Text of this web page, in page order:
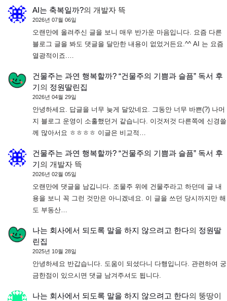
AI는 축복일까?의 개발자 뜩
2026년 07월 06일
오랜만에 올려주신 글을 보니 매우 반가운 마음입니다. 요즘 다른
블로그 글을 봐도 댓글을 달만한 내용이 없었거든요.^^ AI 는 요즘
열광적이죠.…
건물주는 과연 행복할까? “건물주의 기쁨과 슬픔” 독서 후
기의 정원딸린집
2026년 04월 29일
안녕하세요. 답글을 너무 늦게 달았네요. 그동안 너무 바쁜(?) 나머
지 블로그 운영이 소홀했던거 같습니다. 이것저것 다른쪽에 신경쓸
께 많아서요 ㅎㅎㅎㅎ 이글은 비교적…
건물주는 과연 행복할까? “건물주의 기쁨과 슬픔” 독서 후
기의 개발자 뜩
2026년 02월 05일
오랜만에 댓글을 남깁니다. 조물주 위에 건물주라고 하던데 글 내
용을 보니 꼭 그런 것만은 아니겠네요. 이 글을 쓰던 당시까지만 해
도 부동산…
나는 회사에서 되도록 말을 하지 않으려고 한다의 정원딸
린집
2025년 10월 28일
안녕하세요 반갑습니다. 도움이 되셨다니 다행입니다. 관련하여 궁
금한점이 있으시면 댓글 남겨주셔도 됩니다.
나는 회사에서 되도록 말을 하지 않으려고 한다의 뚱땅이